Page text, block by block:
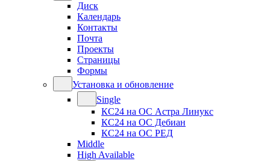
Диск
Календарь
Контакты
Почта
Проекты
Страницы
Формы
Установка и обновление
Single
КС24 на ОС Астра Линукс
КС24 на ОС Дебиан
КС24 на ОС РЕД
Middle
High Available